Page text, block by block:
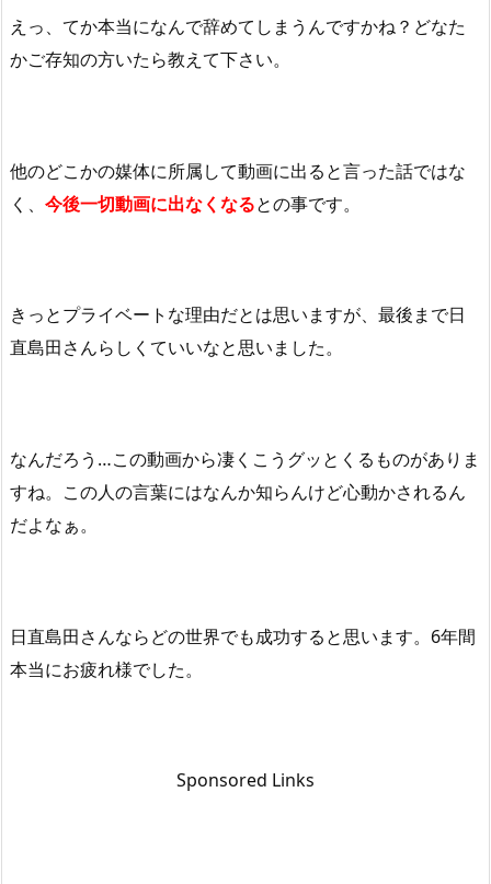
えっ、てか本当になんで辞めてしまうんですかね？どなた
かご存知の方いたら教えて下さい。
他のどこかの媒体に所属して動画に出ると言った話ではな
く、 今後一切動画に出なくなるとの事です。
きっとプライベートな理由だとは思いますが、最後まで日
直島田さんらしくていいなと思いました。
なんだろう…この動画から凄くこうグッとくるものがありま
すね。この人の言葉にはなんか知らんけど心動かされるん
だよなぁ。
日直島田さんならどの世界でも成功すると思います。6年間
本当にお疲れ様でした。
Sponsored Links